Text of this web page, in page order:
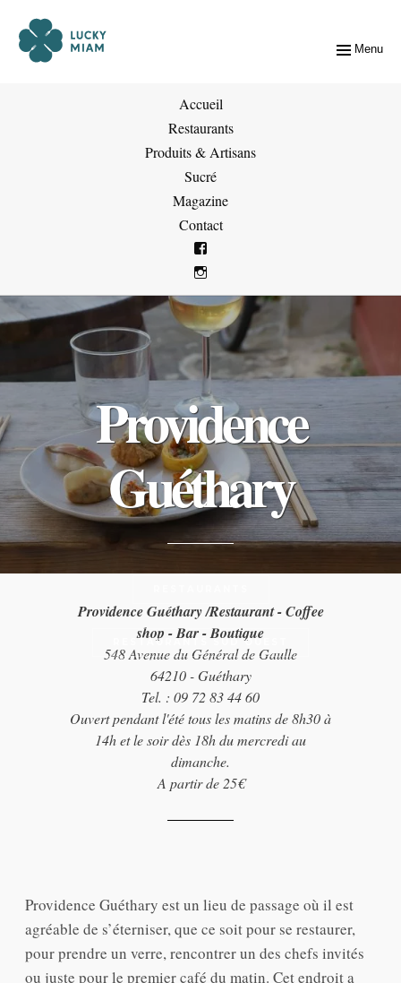
Menu
Accueil
Restaurants
Produits & Artisans
Sucré
Magazine
Contact
Providence
Guéthary
RESTAURANTS SUD OUEST
Providence Guéthary /Restaurant - Coffee
shop - Bar - Boutique
548 Avenue du Général de Gaulle
64210 - Guéthary
Tel. : 09 72 83 44 60
Ouvert pendant l'été tous les matins de 8h30 à
14h et le soir dès 18h du mercredi au
dimanche.
A partir de 25€
Providence Guéthary est un lieu de passage où il est
agréable de s’éterniser, que ce soit pour se restaurer,
pour prendre un verre, rencontrer un des chefs invités
ou juste pour le premier café du matin. Cet endroit a